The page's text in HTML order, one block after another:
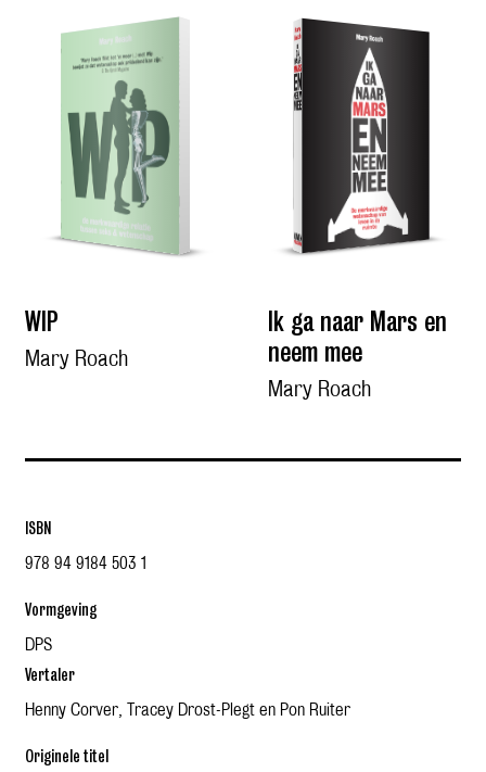
WIP
Mary Roach
Ik ga naar Mars en
neem mee
Mary Roach
ISBN
978 94 9184 503 1
Vormgeving
DPS
Vertaler
Henny Corver, Tracey Drost-Plegt en Pon Ruiter
Originele titel